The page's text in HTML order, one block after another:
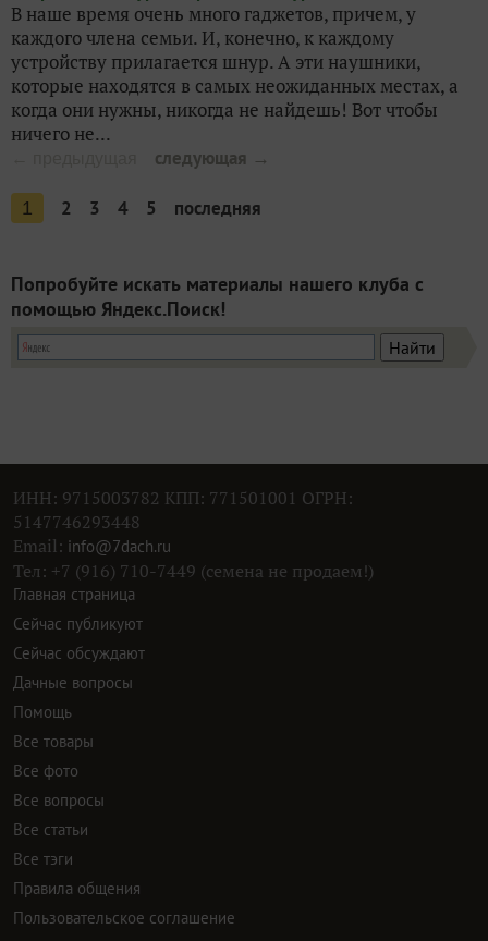
В наше время очень много гаджетов, причем, у
каждого члена семьи. И, конечно, к каждому
устройству прилагается шнур. А эти наушники,
которые находятся в самых неожиданных местах, а
когда они нужны, никогда не найдешь! Вот чтобы
ничего не...
следующая →
1 2 3 4 5 последняя
Попробуйте искать материалы нашего клуба с
помощью Яндекс.Поиск!
ИНН: 9715003782 КПП: 771501001 ОГРН:
5147746293448
Email: info@7dach.ru
Тел: +7 (916) 710-7449 (семена не продаем!)
Главная страница
Сейчас публикуют
Сейчас обсуждают
Дачные вопросы
Помощь
Все товары
Все фото
Все вопросы
Все статьи
Все тэги
Правила общения
Пользовательское соглашение